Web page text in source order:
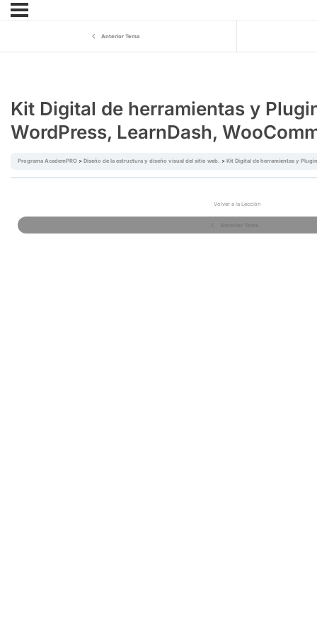
Anterior Tema
Kit Digital de herramientas y
WordPress, LearnDash,
Programa AcademPRO Diseño de la estructura y diseño visual del sitio web. Kit Digital de herramientas y
Volver a la Lección